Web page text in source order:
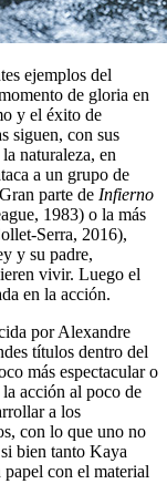
ejemplos del
de gloria en
y el éxito de
siguen, con sus
naturaleza, en
a un grupo de
parte de Infierno
1983) o la más
Serra, 2016),
y su padre,
vivir. Luego el
en la acción.
por Alexandre
títulos dentro del
más espectacular o
acción al poco de
a los
con lo que uno no
bien tanto Kaya
con el material